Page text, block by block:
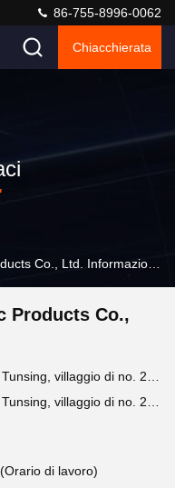
86-755-8996-0062
Chiacchierata
Products Co.,
di lavoro)